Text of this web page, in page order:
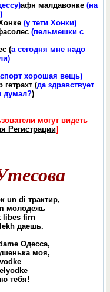
афн малдавонке (на
(у тети Хонки)
(пельмешки с
(а сегодня мне надо
хорошая вещь)
(да здравствует
думал?)
могут видеть
Регистрации]
un di трактир,
молодежь
libes firn
даешь.
Одесса,
моя,
тебя!